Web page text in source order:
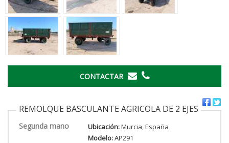
CONTACTAR
REMOLQUE BASCULANTE AGRICOLA DE 2 EJES
Segunda mano Ubicación:Murcia, España
Modelo:AP291